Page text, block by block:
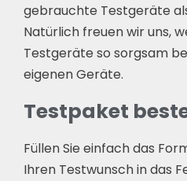
gebrauchte Testgeräte
Natürlich freuen wir uns,
Testgeräte so sorgsam
eigenen Geräte.
Testpaket
Füllen Sie einfach das
Ihren Testwunsch in das